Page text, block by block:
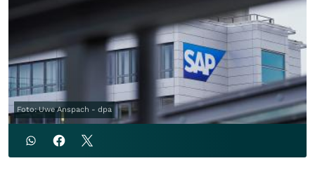
Foto: Uwe Anspach - dpa